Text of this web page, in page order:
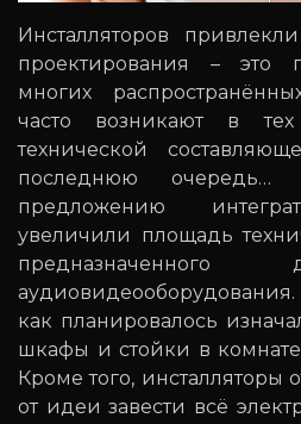
Инсталляторов
проектирования – это
многих
часто возникают в
технической
последнюю
предложению
увеличили площадь
предназначенного
как планировалось
шкафы и стойки в
Кроме того, инсталляторы
от идеи завести всё